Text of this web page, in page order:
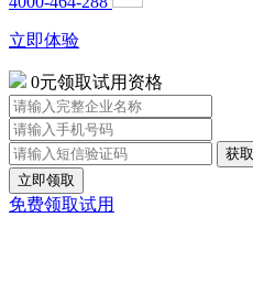
立即体验
0元领取试用资格
立即领取
免费领取试用